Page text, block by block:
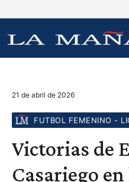
21 de abril de 2026
FUTBOL FEMENINO -
Victorias de
Casariego